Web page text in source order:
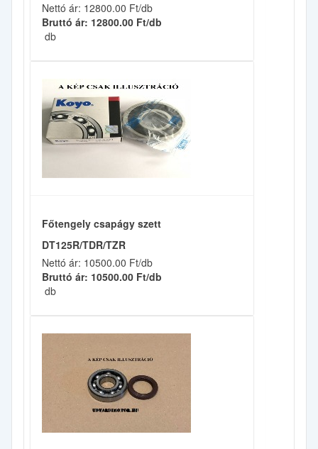
Nettó ár: 12800.00 Ft/db
Bruttó ár: 12800.00 Ft/db
db
Főtengely csapágy szett
DT125R/TDR/TZR
Nettó ár: 10500.00 Ft/db
Bruttó ár: 10500.00 Ft/db
db